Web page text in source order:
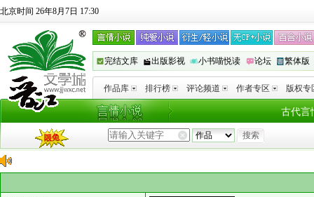
北京时间 26年8月7日 17:30
完结文库 出版影视 小书喵悦读 论坛 繁体版
作品库 排行榜 评论频道 作者专区 版权专
古代言